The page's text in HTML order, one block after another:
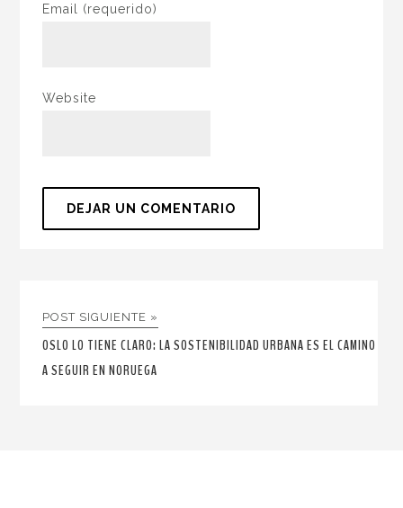
Email (requerido)
Website
POST SIGUIENTE »
OSLO LO TIENE CLARO: LA SOSTENIBILIDAD URBANA ES EL CAMINO
A SEGUIR EN NORUEGA